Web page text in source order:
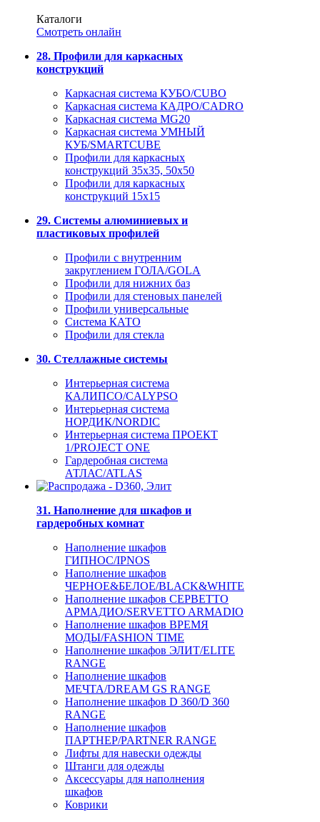
Каталоги
Смотреть онлайн
28. Профили для каркасных
конструкций
Каркасная система КУБО/CUBO
Каркасная система КАДРО/CADRO
Каркасная система MG20
Каркасная система УМНЫЙ
КУБ/SMARTCUBE
Профили для каркасных
конструкций 35x35, 50x50
Профили для каркасных
конструкций 15х15
29. Системы алюминиевых и
пластиковых профилей
Профили с внутренним
закруглением ГОЛА/GOLA
Профили для нижних баз
Профили для стеновых панелей
Профили универсальные
Система КАТО
Профили для стекла
30. Стеллажные системы
Интерьерная система
КАЛИПСО/CALYPSO
Интерьерная система
НОРДИК/NORDIC
Интерьерная система ПРОЕКТ
1/PROJECT ONE
Гардеробная система
АТЛАС/ATLAS
31. Наполнение для шкафов и
гардеробных комнат
Наполнение шкафов
ГИПНОС/IPNOS
Наполнение шкафов
ЧЕРНОЕ&БЕЛОЕ/BLACK&WHITE
Наполнение шкафов СЕРВЕТТО
АРМАДИО/SERVETTO ARMADIO
Наполнение шкафов ВРЕМЯ
МОДЫ/FASHION TIME
Наполнение шкафов ЭЛИТ/ELITE
RANGE
Наполнение шкафов
МЕЧТА/DREAM GS RANGE
Наполнение шкафов D 360/D 360
RANGE
Наполнение шкафов
ПАРТНЕР/PARTNER RANGE
Лифты для навески одежды
Штанги для одежды
Аксессуары для наполнения
шкафов
Коврики